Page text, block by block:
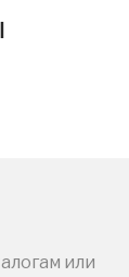
или